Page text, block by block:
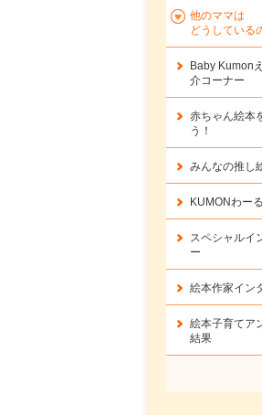
他のママは
どうしている
Baby Kumon
介コーナー
赤ちゃん絵本
う！
みんなの推し
KUMONわー
スペシャルイ
ー
絵本作家イン
絵本子育てア
結果